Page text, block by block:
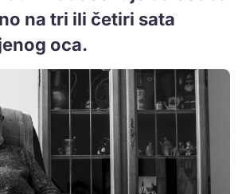
na tri ili četiri sata
oca.